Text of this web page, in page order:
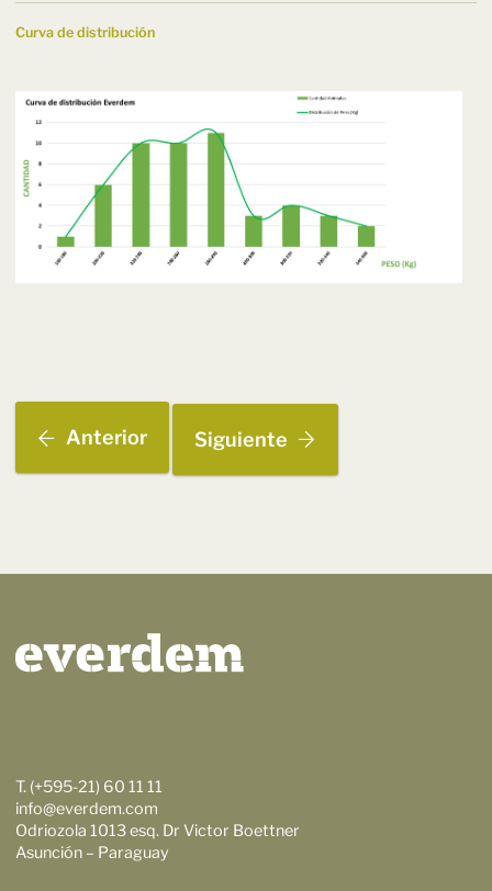
Curva de distribución
Anterior Siguiente
T. (+595-21) 60 11 11
info@everdem.com
Odriozola 1013 esq. Dr Victor Boettner
Asunción – Paraguay